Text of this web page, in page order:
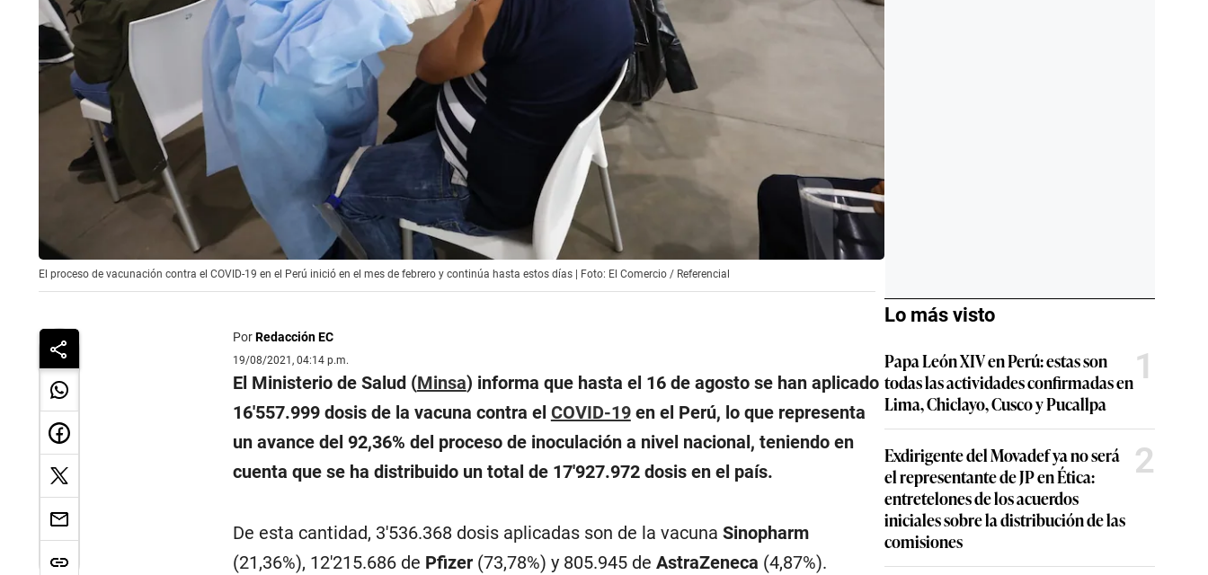
El proceso de vacunación contra el COVID-19 en el Perú inició en el mes de febrero y continúa hasta estos días | Foto: El Comercio / Referencial
PorRedacción EC
19/08/2021, 04:14 p.m.
El Ministerio de Salud (Minsa) informa que hasta el 16 de agosto se han aplicado
16′557.999 dosis de la vacuna contra el COVID-19en el Perú, lo que representa
un avance del 92,36% del proceso de inoculación a nivel nacional, teniendo en
cuenta que se ha distribuido un total de 17′927.972 dosis en el país.
De esta cantidad, 3′536.368 dosis aplicadas son de la vacuna Sinopharm
(21,36%), 12′215.686 de Pfizer (73,78%) y 805.945 de AstraZeneca (4,87%).
Lo más visto
Papa León XIV en Perú: estas son
todas las actividades confirmadas en
Lima, Chiclayo, Cusco y Pucallpa
1
Exdirigente del Movadef ya no será
el representante de JP en Ética:
entretelones de los acuerdos
iniciales sobre la distribución de las
comisiones
2